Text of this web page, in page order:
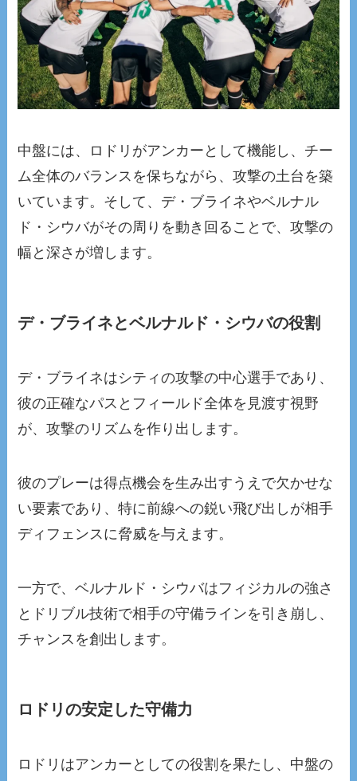
中盤には、ロドリがアンカーとして機能し、チー
ム全体のバランスを保ちながら、攻撃の土台を築
いています。そして、デ・ブライネやベルナル
ド・シウバがその周りを動き回ることで、攻撃の
幅と深さが増します。
デ・ブライネとベルナルド・シウバの役割
デ・ブライネはシティの攻撃の中心選手であり、
彼の正確なパスとフィールド全体を見渡す視野
が、攻撃のリズムを作り出します。
彼のプレーは得点機会を生み出すうえで欠かせな
い要素であり、特に前線への鋭い飛び出しが相手
ディフェンスに脅威を与えます。
一方で、ベルナルド・シウバはフィジカルの強さ
とドリブル技術で相手の守備ラインを引き崩し、
チャンスを創出します。
ロドリの安定した守備力
ロドリはアンカーとしての役割を果たし、中盤の